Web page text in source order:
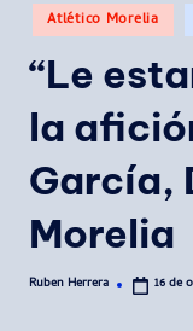
Publicado
en
Atlético Morelia
“Le
la
García,
Morelia
Publicado
Ruben Herrera 16 de